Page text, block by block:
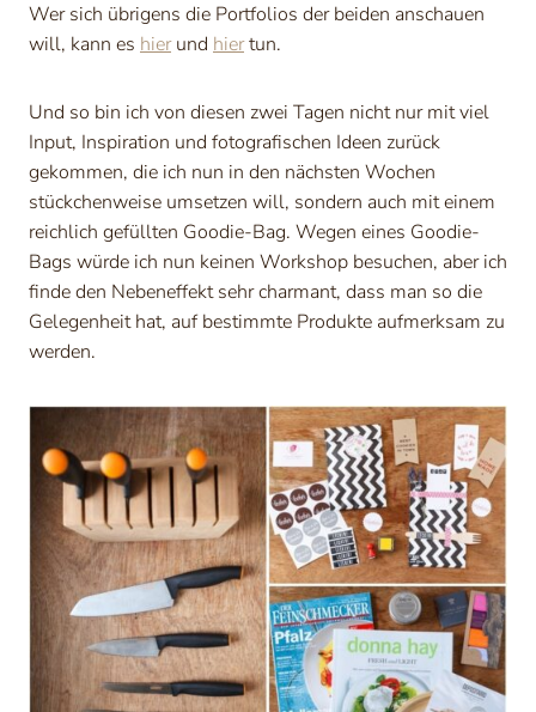
Wer sich übrigens die Portfolios der beiden anschauen
will, kann es hierund hiertun.
Und so bin ich von diesen zwei Tagen nicht nur mit viel
Input, Inspiration und fotografischen Ideen zurück
gekommen, die ich nun in den nächsten Wochen
stückchenweise umsetzen will, sondern auch mit einem
reichlich gefüllten Goodie-Bag. Wegen eines Goodie-
Bags würde ich nun keinen Workshop besuchen, aber ich
finde den Nebeneffekt sehr charmant, dass man so die
Gelegenheit hat, auf bestimmte Produkte aufmerksam zu
werden.